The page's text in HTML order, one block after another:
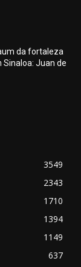
da fortaleza
Juan de
3549
2343
1710
1394
1149
637